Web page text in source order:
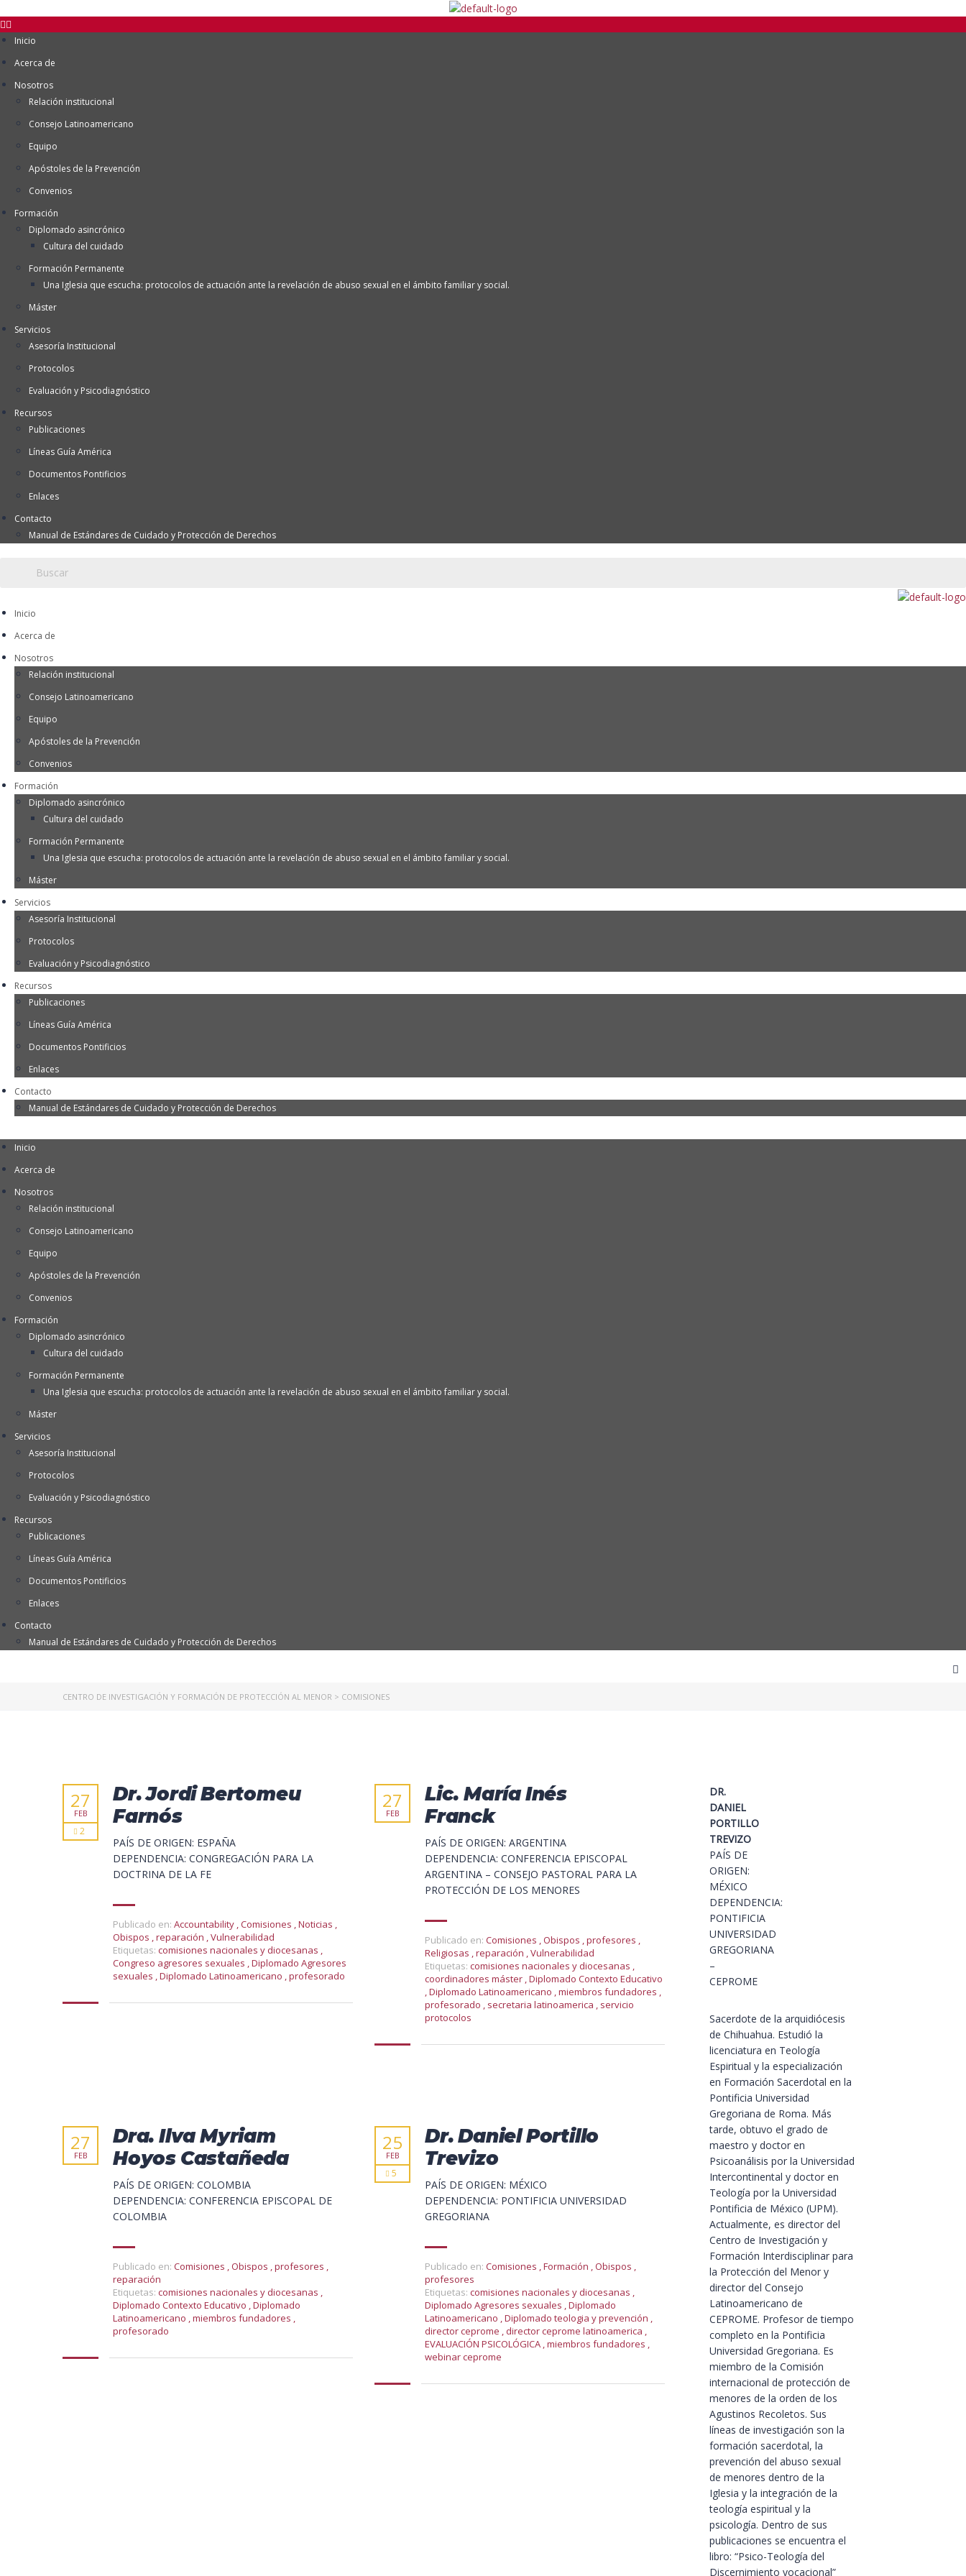
Inicio
Acerca de
Nosotros
Relación institucional
Consejo Latinoamericano
Equipo
Apóstoles de la Prevención
Convenios
Formación
Diplomado asincrónico
Cultura del cuidado
Formación Permanente
Una Iglesia que escucha: protocolos de actuación ante la revelación de abuso sexual en el ámbito familiar y social.
Máster
Servicios
Asesoría Institucional
Protocolos
Evaluación y Psicodiagnóstico
Recursos
Publicaciones
Líneas Guía América
Documentos Pontificios
Enlaces
Contacto
Manual de Estándares de Cuidado y Protección de Derechos
Inicio
Acerca de
Nosotros
Relación institucional
Consejo Latinoamericano
Equipo
Apóstoles de la Prevención
Convenios
Formación
Diplomado asincrónico
Cultura del cuidado
Formación Permanente
Una Iglesia que escucha: protocolos de actuación ante la revelación de abuso sexual en el ámbito familiar y social.
Máster
Servicios
Asesoría Institucional
Protocolos
Evaluación y Psicodiagnóstico
Recursos
Publicaciones
Líneas Guía América
Documentos Pontificios
Enlaces
Contacto
Manual de Estándares de Cuidado y Protección de Derechos
Inicio
Acerca de
Nosotros
Relación institucional
Consejo Latinoamericano
Equipo
Apóstoles de la Prevención
Convenios
Formación
Diplomado asincrónico
Cultura del cuidado
Formación Permanente
Una Iglesia que escucha: protocolos de actuación ante la revelación de abuso sexual en el ámbito familiar y social.
Máster
Servicios
Asesoría Institucional
Protocolos
Evaluación y Psicodiagnóstico
Recursos
Publicaciones
Líneas Guía América
Documentos Pontificios
Enlaces
Contacto
Manual de Estándares de Cuidado y Protección de Derechos
CENTRO DE INVESTIGACIÓN Y FORMACIÓN DE PROTECCIÓN AL MENOR > COMISIONES
Dr. Jordi Bertomeu
Farnós
27
FEB
2
PAÍS DE ORIGEN: ESPAÑA
DEPENDENCIA: CONGREGACIÓN PARA LA
DOCTRINA DE LA FE
Publicado en: Accountability ,Comisiones ,Noticias ,
Obispos ,reparación ,Vulnerabilidad
Etiquetas: comisiones nacionales y diocesanas ,
Congreso agresores sexuales ,Diplomado Agresores
sexuales ,Diplomado Latinoamericano ,profesorado
Lic. María Inés
Franck
27
FEB
PAÍS DE ORIGEN: ARGENTINA
DEPENDENCIA: CONFERENCIA EPISCOPAL
ARGENTINA – CONSEJO PASTORAL PARA LA
PROTECCIÓN DE LOS MENORES
Publicado en: Comisiones ,Obispos ,profesores ,
Religiosas ,reparación ,Vulnerabilidad
Etiquetas: comisiones nacionales y diocesanas ,
coordinadores máster ,Diplomado Contexto Educativo
,Diplomado Latinoamericano ,miembros fundadores ,
profesorado , secretaria latinoamerica , servicio
protocolos
Dra. Ilva Myriam
Hoyos Castañeda
27
FEB
PAÍS DE ORIGEN: COLOMBIA
DEPENDENCIA: CONFERENCIA EPISCOPAL DE
COLOMBIA
Publicado en: Comisiones ,Obispos ,profesores ,
reparación
Etiquetas: comisiones nacionales y diocesanas ,
Diplomado Contexto Educativo ,Diplomado
Latinoamericano ,miembros fundadores ,
profesorado
Dr. Daniel Portillo
Trevizo
25
FEB
5
PAÍS DE ORIGEN: MÉXICO
DEPENDENCIA: PONTIFICIA UNIVERSIDAD
GREGORIANA
Publicado en: Comisiones ,Formación ,Obispos ,
profesores
Etiquetas: comisiones nacionales y diocesanas ,
Diplomado Agresores sexuales ,Diplomado
Latinoamericano ,Diplomado teologia y prevención ,
director ceprome ,director ceprome latinoamerica ,
EVALUACIÓN PSICOLÓGICA ,miembros fundadores ,
webinar ceprome
DR.
DANIEL
PORTILLO
TREVIZO
PAÍS DE
ORIGEN:
MÉXICO
DEPENDENCIA:
PONTIFICIA
UNIVERSIDAD
GREGORIANA
–
CEPROME
Sacerdote de la arquidiócesis
de Chihuahua. Estudió la
licenciatura en Teología
Espiritual y la especialización
en Formación Sacerdotal en la
Pontificia Universidad
Gregoriana de Roma. Más
tarde, obtuvo el grado de
maestro y doctor en
Psicoanálisis por la Universidad
Intercontinental y doctor en
Teología por la Universidad
Pontificia de México (UPM).
Actualmente, es director del
Centro de Investigación y
Formación Interdisciplinar para
la Protección del Menor y
director del Consejo
Latinoamericano de
CEPROME. Profesor de tiempo
completo en la Pontificia
Universidad Gregoriana. Es
miembro de la Comisión
internacional de protección de
menores de la orden de los
Agustinos Recoletos. Sus
líneas de investigación son la
formación sacerdotal, la
prevención del abuso sexual
de menores dentro de la
Iglesia y la integración de la
teología espiritual y la
psicología. Dentro de sus
publicaciones se encuentra el
libro: “Psico-Teología del
Discernimiento vocacional”